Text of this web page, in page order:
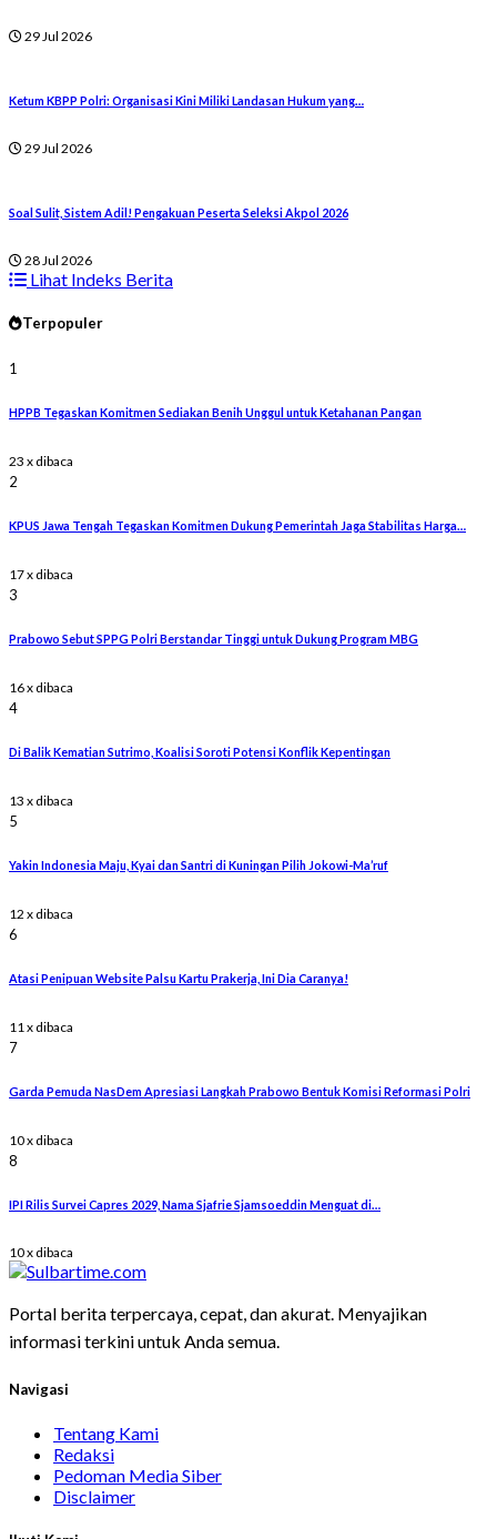
29 Jul 2026
Ketum KBPP Polri: Organisasi Kini Miliki Landasan Hukum yang…
29 Jul 2026
Soal Sulit, Sistem Adil! Pengakuan Peserta Seleksi Akpol 2026
28 Jul 2026
Lihat Indeks Berita
Terpopuler
1
HPPB Tegaskan Komitmen Sediakan Benih Unggul untuk Ketahanan Pangan
23 x dibaca
2
KPUS Jawa Tengah Tegaskan Komitmen Dukung Pemerintah Jaga Stabilitas Harga…
17 x dibaca
3
Prabowo Sebut SPPG Polri Berstandar Tinggi untuk Dukung Program MBG
16 x dibaca
4
Di Balik Kematian Sutrimo, Koalisi Soroti Potensi Konflik Kepentingan
13 x dibaca
5
Yakin Indonesia Maju, Kyai dan Santri di Kuningan Pilih Jokowi-Ma’ruf
12 x dibaca
6
Atasi Penipuan Website Palsu Kartu Prakerja, Ini Dia Caranya!
11 x dibaca
7
Garda Pemuda NasDem Apresiasi Langkah Prabowo Bentuk Komisi Reformasi Polri
10 x dibaca
8
IPI Rilis Survei Capres 2029, Nama Sjafrie Sjamsoeddin Menguat di…
10 x dibaca
Portal berita terpercaya, cepat, dan akurat. Menyajikan
informasi terkini untuk Anda semua.
Navigasi
Tentang Kami
Redaksi
Pedoman Media Siber
Disclaimer